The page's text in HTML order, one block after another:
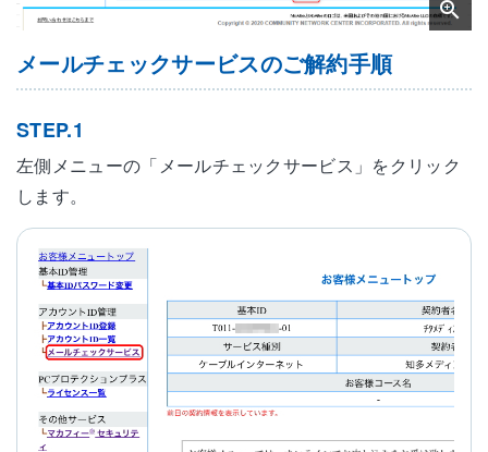
メールチェックサービスのご解約手順
STEP.1
左側メニューの「メールチェックサービス」をクリック
します。